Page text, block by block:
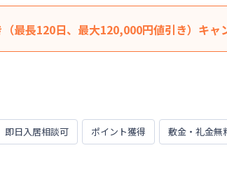
最長120日、最大120,000円値引き）キャ
上ご利用のお客様
即日入居相談可 ポイント獲得 敷金・礼金無